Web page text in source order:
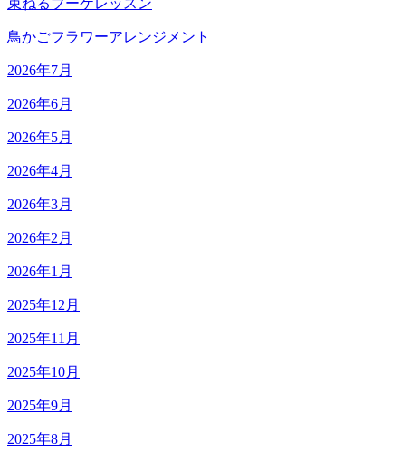
束ねるブーケレッスン
鳥かごフラワーアレンジメント
2026年7月
2026年6月
2026年5月
2026年4月
2026年3月
2026年2月
2026年1月
2025年12月
2025年11月
2025年10月
2025年9月
2025年8月